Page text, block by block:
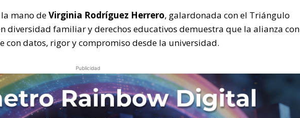
mano deVirginia Rodríguez Herrero, galardonada con el Triángulo
diversidad familiar y derechos educativos demuestra que la alianza con
con datos, rigor y compromiso desde la universidad.
Publicidad